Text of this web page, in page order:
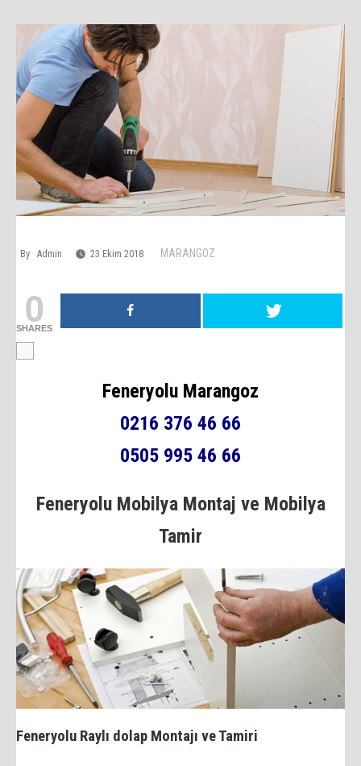
By Admin 23 Ekim 2018 MARANGOZ
0
SHARES
Feneryolu Marangoz
0216 376 46 66
0505 995 46 66
Feneryolu Mobilya Montaj ve Mobilya
Tamir
Feneryolu Raylı dolap Montajı ve Tamiri